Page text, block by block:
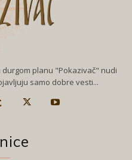
planu "Pokazivač" nudi
samo dobre vesti...